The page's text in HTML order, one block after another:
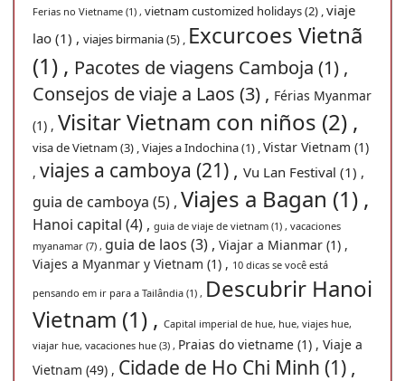
Ferias no Vietname (1) , vietnam customized holidays (2) ,viaje
lao (1) , viajes birmania (5) , Excurcoes Vietnã
(1) , Pacotes de viagens Camboja (1) ,
Consejos de viaje a Laos (3) , Férias Myanmar
(1) , Visitar Vietnam con niños (2) ,
visa de Vietnam (3) ,Viajes a Indochina (1) ,Vistar Vietnam (1)
, viajes a camboya (21) , Vu Lan Festival (1) ,
guia de camboya (5) , Viajes a Bagan (1) ,
Hanoi capital (4) , guia de viaje de vietnam (1) , vacaciones
myanamar (7) , guia de laos (3) , Viajar a Mianmar (1) ,
Viajes a Myanmar y Vietnam (1) , 10 dicas se você está
pensando em ir para a Tailândia (1) , Descubrir Hanoi
Vietnam (1) , Capital imperial de hue, hue, viajes hue,
viajar hue, vacaciones hue (3) , Praias do vietname (1) , Viaje a
Vietnam (49) , Cidade de Ho Chi Minh (1) ,